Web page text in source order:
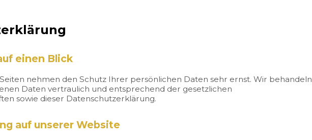
einen Blick
nehmen den Schutz Ihrer persönlichen Daten sehr ernst. Wir behandeln
Daten vertraulich und entsprechend der gesetzlichen
sowie dieser Datenschutzerklärung.
auf unserer Website